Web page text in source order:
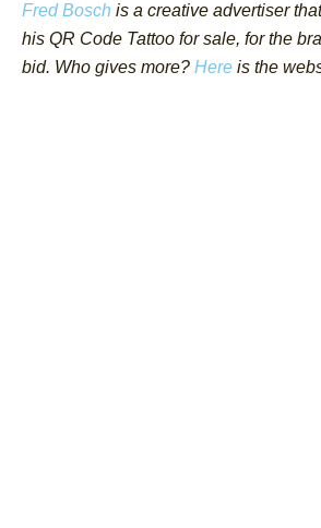
Fred Bosch is a creative advertiser
his QR Code Tattoo for sale, for the
bid. Who gives more? Here is the